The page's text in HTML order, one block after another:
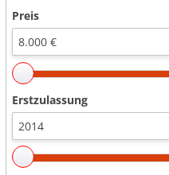
Preis
Erstzulassung